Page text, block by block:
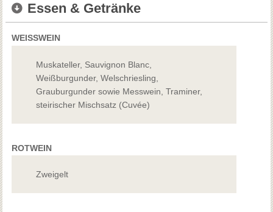
Essen & Getränke
WEISSWEIN
Muskateller, Sauvignon Blanc,
Weißburgunder, Welschriesling,
Grauburgunder sowie Messwein, Traminer,
steirischer Mischsatz (Cuvée)
ROTWEIN
Zweigelt